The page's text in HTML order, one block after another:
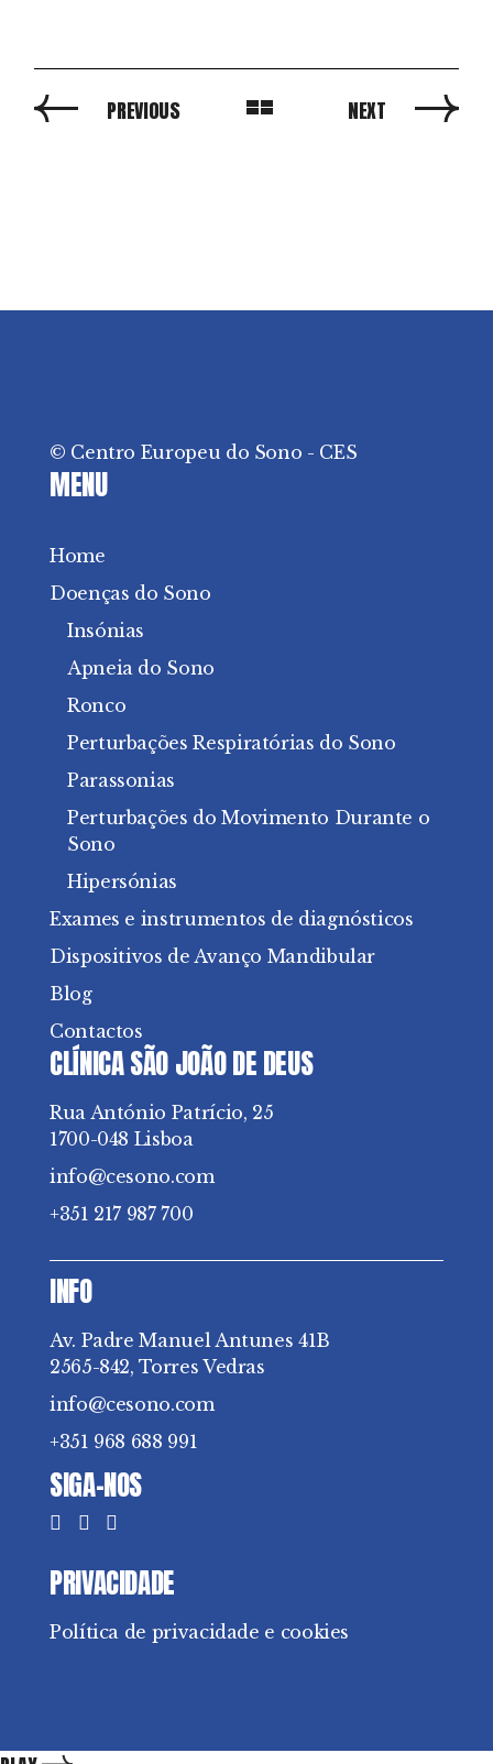
PREVIOUS NEXT
© Centro Europeu do Sono - CES
MENU
Home
Doenças do Sono
Insónias
Apneia do Sono
Ronco
Perturbações Respiratórias do Sono
Parassonias
Perturbações do Movimento Durante o
Sono
Hipersónias
Exames e instrumentos de diagnósticos
Dispositivos de Avanço Mandibular
Blog
Contactos
CLÍNICA SÃO JOÃO DE DEUS
Rua António Patrício, 25
1700-048 Lisboa
info@cesono.com
+351 217 987 700
INFO
Av. Padre Manuel Antunes 41B
2565-842, Torres Vedras
info@cesono.com
+351 968 688 991
SIGA-NOS
PRIVACIDADE
Política de privacidade e cookies